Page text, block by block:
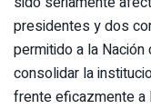
presidentes y dos
permitido a la
consolidar la
frente eficazmente a